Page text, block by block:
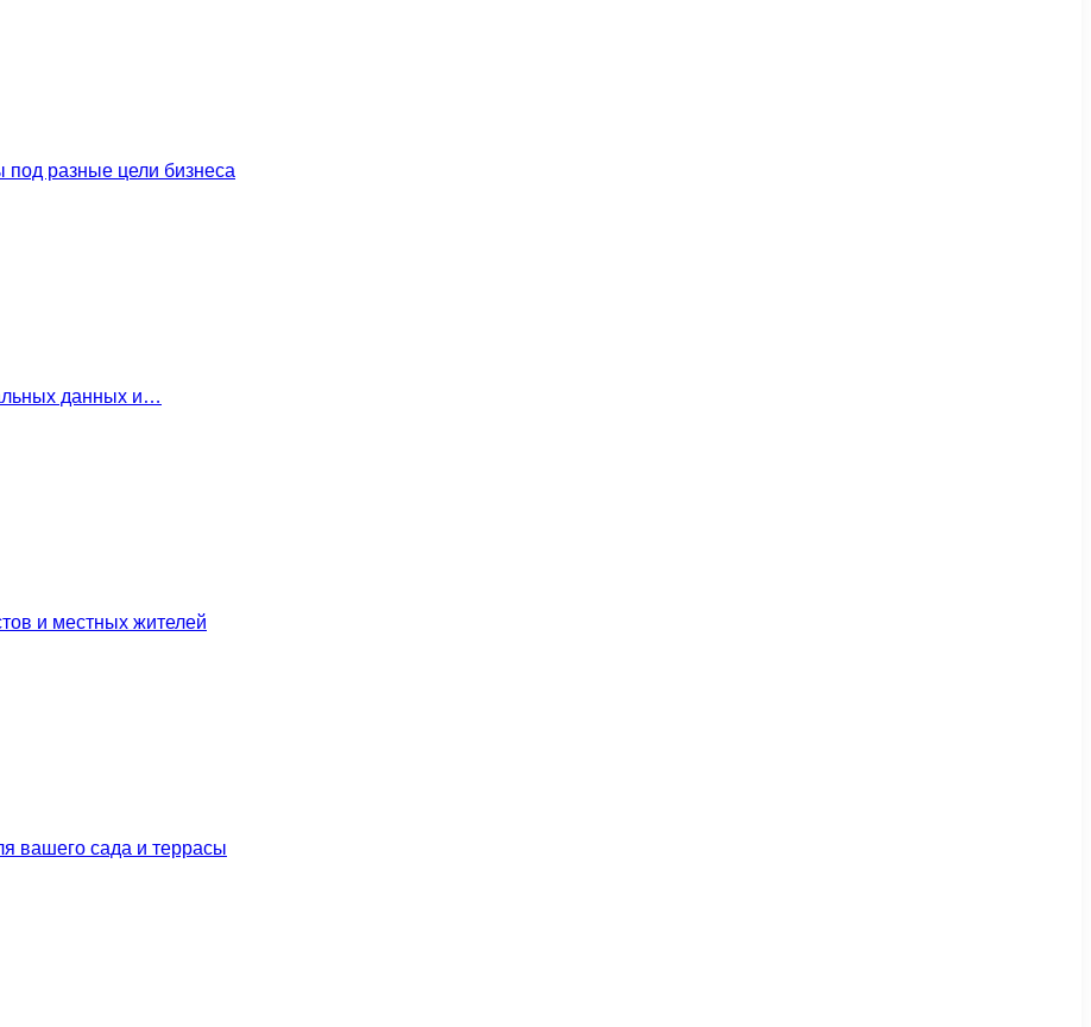
под разные цели бизнеса
данных и…
и местных жителей
вашего сада и террасы